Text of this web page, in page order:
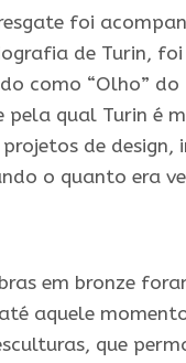
foi
de Turin,
como “Olho”
pela qual Turin é
projetos de
o quanto era
em bronze
aquele
que